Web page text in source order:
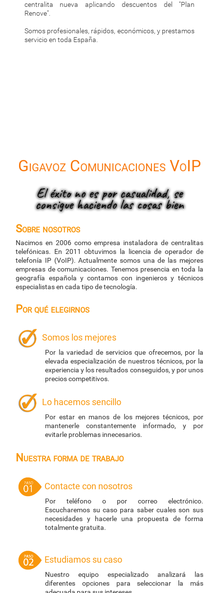
centralita nueva aplicando descuentos del "Plan
Renove".
Somos profesionales, rápidos, económicos, y prestamos
servicio en toda España.
Gigavoz Comunicaciones VoIP
El éxito no es por casualidad, se
consigue haciendo las cosas bien
Sobre nosotros
Nacimos en 2006 como empresa instaladora de centralitas
telefónicas. En 2011 obtuvimos la licencia de operador de
telefonía IP (VoIP). Actualmente somos una de las mejores
empresas de comunicaciones. Tenemos presencia en toda la
geografía española y contamos con ingenieros y técnicos
especialistas en cada tipo de tecnología.
Por qué elegirnos
Somos los mejores
Por la variedad de servicios que ofrecemos, por la
elevada especialización de nuestros técnicos, por la
experiencia y los resultados conseguidos, y por unos
precios competitivos.
Lo hacemos sencillo
Por estar en manos de los mejores técnicos, por
mantenerle constantemente informado, y por
evitarle problemas innecesarios.
Nuestra forma de trabajo
Contacte con nosotros
Por teléfono o por correo electrónico.
Escucharemos su caso para saber cuales son sus
necesidades y hacerle una propuesta de forma
totalmente gratuita.
Estudiamos su caso
Nuestro equipo especializado analizará las
diferentes opciones para seleccionar la más